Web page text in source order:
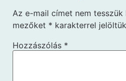
Az e-mail címet nem tesszük
mezőket * karakterrel jelöltük
Hozzászólás *